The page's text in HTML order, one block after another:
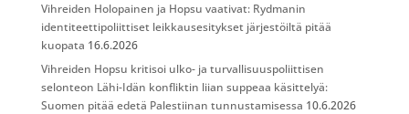
Vihreiden Holopainen ja Hopsu vaativat: Rydmanin
identiteettipoliittiset leikkausesitykset järjestöiltä pitää
kuopata 16.6.2026
Vihreiden Hopsu kritisoi ulko- ja turvallisuuspoliittisen
selonteon Lähi-Idän konfliktin liian suppeaa käsittelyä:
Suomen pitää edetä Palestiinan tunnustamisessa 10.6.2026